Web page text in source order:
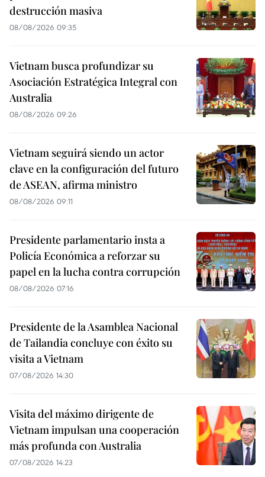
destrucción masiva
08/08/2026 09:35
Vietnam busca profundizar su
Asociación Estratégica Integral con
Australia
08/08/2026 09:26
Vietnam seguirá siendo un actor
clave en la configuración del futuro
de ASEAN, afirma ministro
08/08/2026 09:11
Presidente parlamentario insta a
Policía Económica a reforzar su
papel en la lucha contra corrupción
08/08/2026 07:16
Presidente de la Asamblea Nacional
de Tailandia concluye con éxito su
visita a Vietnam
07/08/2026 14:30
Visita del máximo dirigente de
Vietnam impulsan una cooperación
más profunda con Australia
07/08/2026 14:23